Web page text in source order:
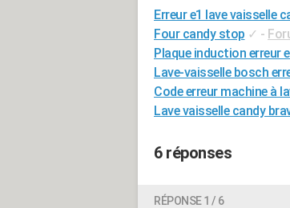
Erreur e1 lave vaisselle
Four candy stop ✓ -
Plaque induction erreur
Lave-vaisselle bosch
Code erreur machine à
Lave vaisselle candy
6 réponses
RÉPONSE 1 / 6